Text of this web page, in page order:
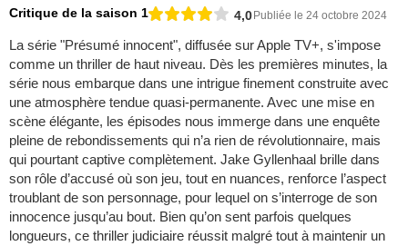
Critique de la saison 1 4,0 Publiée le 24 octobre 2024
La série "Présumé innocent", diffusée sur Apple TV+, s'impose
comme un thriller de haut niveau. Dès les premières minutes, la
série nous embarque dans une intrigue finement construite avec
une atmosphère tendue quasi-permanente. Avec une mise en
scène élégante, les épisodes nous immerge dans une enquête
pleine de rebondissements qui n’a rien de révolutionnaire, mais
qui pourtant captive complètement. Jake Gyllenhaal brille dans
son rôle d’accusé où son jeu, tout en nuances, renforce l’aspect
troublant de son personnage, pour lequel on s’interroge de son
innocence jusqu’au bout. Bien qu’on sent parfois quelques
longueurs, ce thriller judiciaire réussit malgré tout à maintenir un